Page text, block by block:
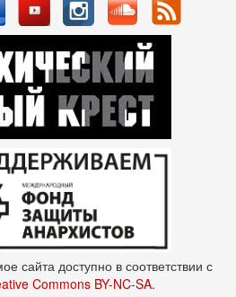
сайта доступно в соответствии с
Commons BY-NC-SA.